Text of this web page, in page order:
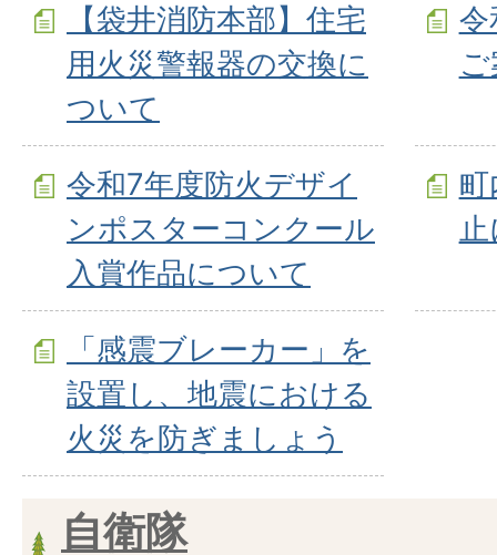
【袋井消防本部】住宅
用火災警報器の交換に
ついて
令
令和7年度防火デザイ
ンポスターコンクール
入賞作品について
「感震ブレーカー」を
設置し、地震における
火災を防ぎましょう
自衛隊